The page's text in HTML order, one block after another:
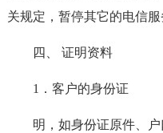
关规定，暂停其它的电信服
四、 证明资料
1．客户的身份证
明，如身份证原件、